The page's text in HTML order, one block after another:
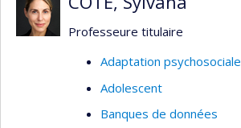
Professeure titulaire
Adaptation psychosociale
Adolescent
Banques de données